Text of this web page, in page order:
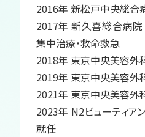
2016年 新松戸中央総合
2017年 新久喜総合病院
集中治療・救命救急
2018年 東京中央美容外
2019年 東京中央美容外
2021年 東京中央美容外
2023年 N2ビューティア
就任